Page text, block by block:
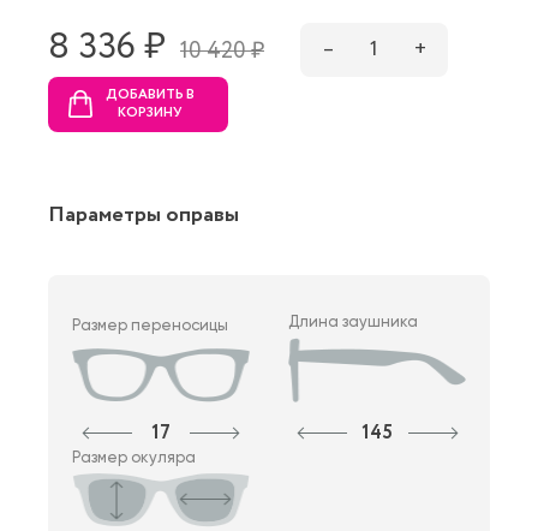
8 336 ₷ 10 420 ₷ – 1 +
ДОБАВИТЬ В
КОРЗИНУ
Параметры оправы
Размер переносицы
17
Длина заушника
145
Размер окуляра